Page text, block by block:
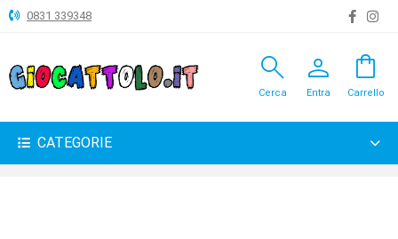
ANIMALI
BAMBOLE
0831 339348
search
Cerca
person
Entra
shopping_bag
Carrello
CATEGORIE